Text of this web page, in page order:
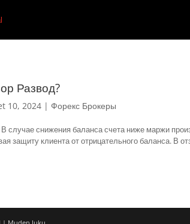
Развод?
10, 2024 |Форекс Брокеры
случае снижения баланса счета ниже маржи
защиту клиента от отрицательного баланса. В